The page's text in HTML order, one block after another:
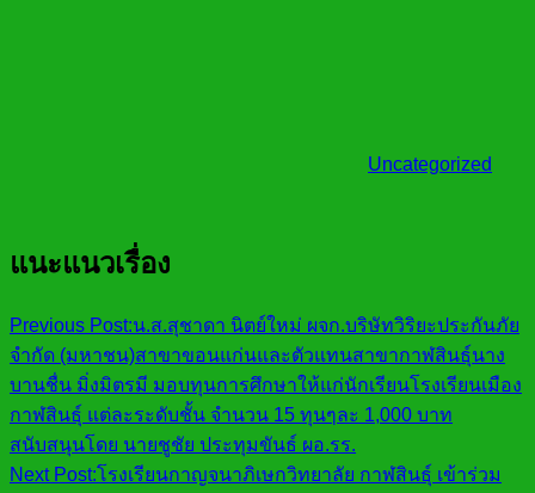
Uncategorized
แนะแนวเรื่อง
Previous Post:น.ส.สุชาดา นิตย์ใหม่ ผจก.บริษัทวิริยะประกันภัย
จำกัด (มหาชน)สาขาขอนแก่นและตัวแทนสาขากาฬสินธุ์นาง
บานชื่น มิ่งมิตรมี มอบทุนการศึกษาให้แก่นักเรียนโรงเรียนเมือง
กาฬสินธุ์ แต่ละระดับชั้น จำนวน 15 ทุนๆละ 1,000 บาท
สนับสนุนโดย นายชูชัย ประทุมขันธ์ ผอ.รร.
Next Post:โรงเรียนกาญจนาภิเษกวิทยาลัย กาฬสินธุ์ เข้าร่วม